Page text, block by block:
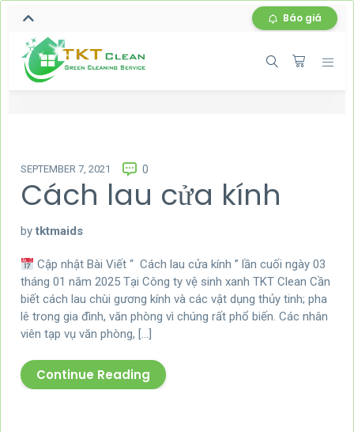
Báo giá
SEPTEMBER 7, 2021 0
Cách lau cửa kính
by tktmaids
Cập nhật Bài Viết “ Cách lau cửa kính ” lần cuối ngày 03
tháng 01 năm 2025 Tại Công ty vệ sinh xanh TKT Clean Cần
biết cách lau chùi gương kính và các vật dụng thủy tinh; pha
lê trong gia đình, văn phòng vì chúng rất phổ biến. Các nhân
viên tạp vụ văn phòng, […]
Continue Reading